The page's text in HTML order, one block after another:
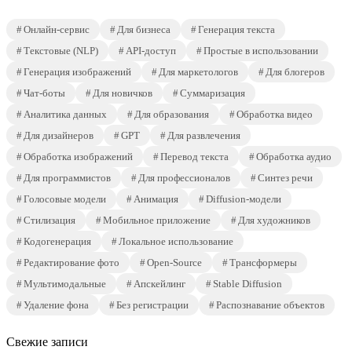
Онлайн-сервис Для бизнеса
Генерация текста
Текстовые (NLP)
API-доступ
Простые в использовании
Генерация изображений
Для маркетологов
Для блогеров
Чат-боты
Для новичков
Суммаризация
Аналитика данных
Для образования
Обработка видео
Для дизайнеров
GPT
Для развлечения
Обработка изображений
Перевод текста
Обработка аудио
Для программистов
Для профессионалов
Синтез речи
Голосовые модели
Анимация
Diffusion-модели
Стилизация
Мобильное приложение
Для художников
Кодогенерация
Локальное использование
Редактирование фото
Open-Source
Трансформеры
Мультимодальные
Апскейлинг
Stable Diffusion
Удаление фона
Без регистрации Распознавание объектов
Свежие записи